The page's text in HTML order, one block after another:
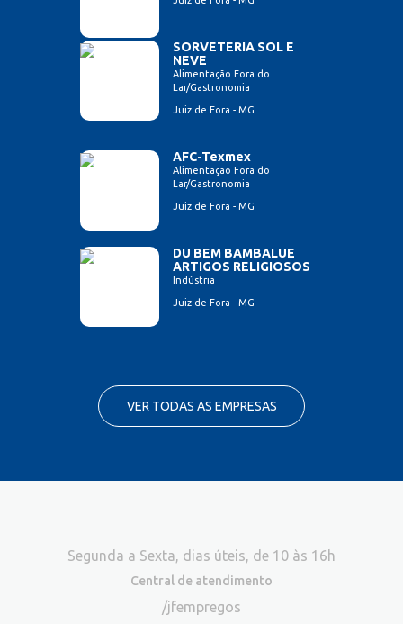
SORVETERIA SOL E
NEVE
Alimentação Fora do
Lar/Gastronomia
Juiz de Fora - MG
AFC-Texmex
Alimentação Fora do
Lar/Gastronomia
Juiz de Fora - MG
DU BEM BAMBALUE
ARTIGOS RELIGIOSOS
Indústria
Juiz de Fora - MG
VER TODAS AS EMPRESAS
Segunda a Sexta, dias úteis, de 10 às 16h
Central de atendimento
/jfempregos